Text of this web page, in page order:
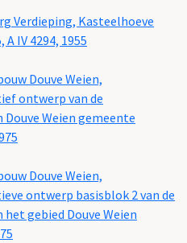
Verdieping, Kasteelhoeve
IV 4294, 1955
Douve Weien,
ontwerp van de
Weien gemeente
Douve Weien,
ontwerp basisblok 2 van de
gebied Douve Weien